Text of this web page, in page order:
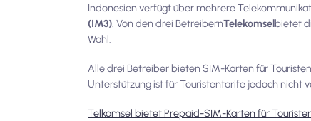
Indonesien verfügt über mehrere
(IM3). Von den drei BetreibernTelekomselbietet
Wahl.
Alle drei Betreiber bieten SIM-Karten für
Unterstützung ist für Touristentarife jedoch nicht
Telkomsel bietet Prepaid-SIM-Karten für